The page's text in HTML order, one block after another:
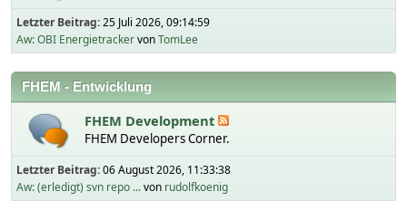
Letzter Beitrag:25 Juli 2026, 09:14:59
Aw: OBI EnergietrackervonTomLee
FHEM - Entwicklung
FHEM Development
FHEM Developers Corner.
Letzter Beitrag:06 August 2026, 11:33:38
Aw: (erledigt) svn repo ...von rudolfkoenig